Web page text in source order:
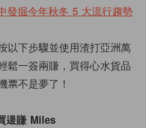
以下步驟並使用渣打亞洲萬
鬆一簽兩賺，買得心水貨品
票不是夢了！
邊賺 Miles